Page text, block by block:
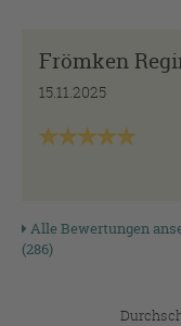
Frömken
15.11.2025
Alle Bewertungen
(286)